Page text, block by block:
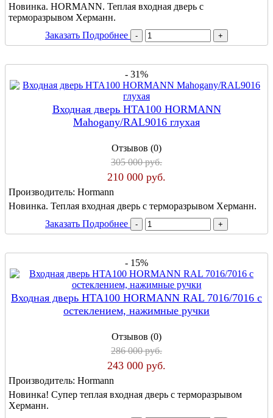
Новинка. HORMANN. Теплая входная дверь с
терморазрывом Херманн.
Заказать Подробнее
- 31%
Входная дверь HTA100 HORMANN
Mahogany/RAL9016 глухая
Отзывов (0)
305 000 руб.
210 000 руб.
Производитель: Hormann
Новинка. Теплая входная дверь с терморазрывом Херманн.
Заказать Подробнее
- 15%
Входная дверь HTA100 HORMANN RAL 7016/7016 с
остеклением, нажимные ручки
Отзывов (0)
286 000 руб.
243 000 руб.
Производитель: Hormann
Новинка! Супер теплая входная дверь с терморазрывом
Херманн.